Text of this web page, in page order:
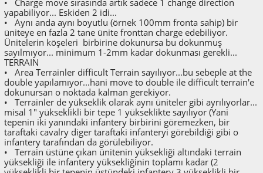
• Charge move sırasında artık sadece 1 change direction
yapabiliyor... Eskiden 2 idi...
• Aynı anda aynı boyutlu (örnek 100mm fronta sahip) bir
üniteye en fazla 2 tane ünite fronttan charge edebiliyor.
Ünitelerin köşeleri birbirine dokunursa bu dokunmuş
sayılmıyor... minimum 1-2mm kadar dokunması gerekli...
TERRAIN
• Area Terrainler difficult Terrain sayılıyor...bu sebeple at the
double yapılamıyor...hani move to double ile difficult terrain'e
dokunursan o noktada kalman gerekiyor.
• Terrainler de yükseklik olarak aynı üniteler gibi ayrılıyorlar...
misal 1" yükseklikli bir tepe 1 yükseklikte sayılıyor (Yani
tepenin iki yanındaki infantery birbirini göremezken, bir
taraftaki cavalry diger taraftaki infanteryi görebildiği gibi o
infantery tarafından da görülebiliyor.
• Terrain üstüne çıkan ünitenin yüksekliği altındaki terrain
yüksekliği ile infantery yüksekliğinin toplamı kadar (2